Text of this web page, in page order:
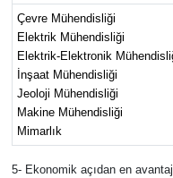
Çevre Mühendisliği
Elektrik Mühendisliği
Elektrik-Elektronik
İnşaat Mühendisliği
Jeoloji Mühendisliği
Makine Mühendisliği
Mimarlık
5- Ekonomik açıdan en